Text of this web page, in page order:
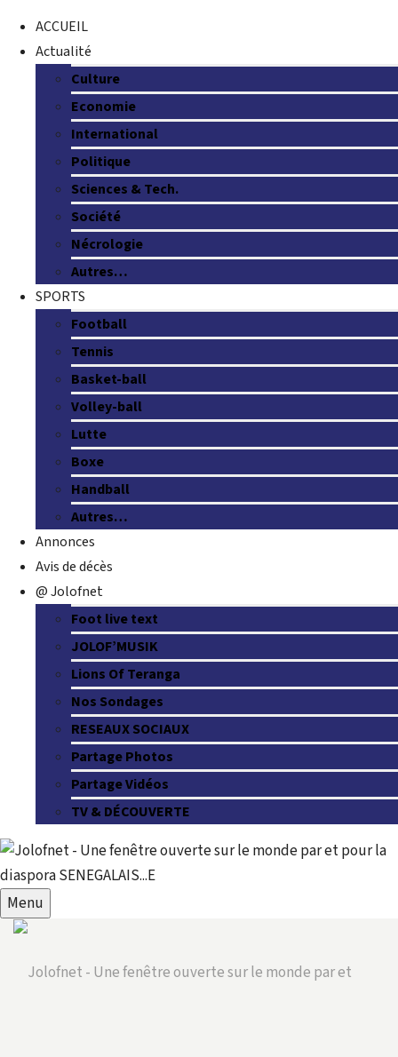
ACCUEIL
Actualité
Culture
Economie
International
Politique
Sciences & Tech.
Société
Nécrologie
Autres…
SPORTS
Football
Tennis
Basket-ball
Volley-ball
Lutte
Boxe
Handball
Autres…
Annonces
Avis de décès
@ Jolofnet
Foot live text
JOLOF’MUSIK
Lions Of Teranga
Nos Sondages
RESEAUX SOCIAUX
Partage Photos
Partage Vidéos
TV & DÉCOUVERTE
Menu